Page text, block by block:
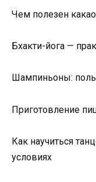
Чем полезен
Бхакти-йога —
Шампиньоны:
Приготовление
Как научиться
условиях